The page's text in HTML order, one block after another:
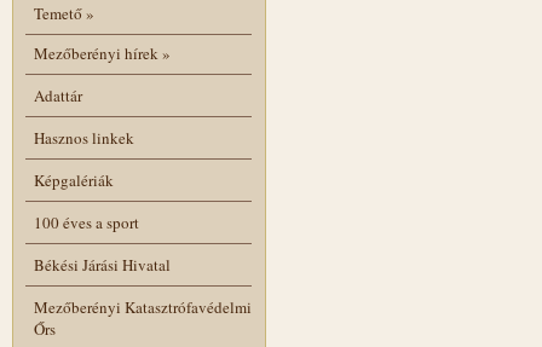
Temető»
Mezőberényi hírek»
Adattár
Hasznos linkek
Képgalériák
100 éves a sport
Békési Járási Hivatal
Mezőberényi Katasztrófavédelmi
Őrs